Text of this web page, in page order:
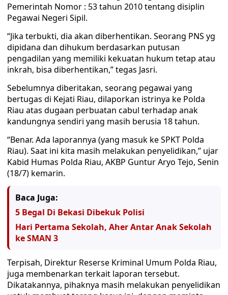
Pemerintah Nomor : 53 tahun 2010 tentang disiplin
Pegawai Negeri Sipil.
“Jika terbukti, dia akan diberhentikan. Seorang PNS yg
dipidana dan dihukum berdasarkan putusan
pengadilan yang memiliki kekuatan hukum tetap atau
inkrah, bisa diberhentikan,” tegas Jasri.
Sebelumnya diberitakan, seorang pegawai yang
bertugas di Kejati Riau, dilaporkan istrinya ke Polda
Riau atas dugaan perbuatan cabul terhadap anak
kandungnya sendiri yang masih berusia 18 tahun.
“Benar. Ada laporannya (yang masuk ke SPKT Polda
Riau). Saat ini kita masih melakukan penyelidikan,” ujar
Kabid Humas Polda Riau, AKBP Guntur Aryo Tejo, Senin
(18/7) kemarin.
Baca Juga:
5 Begal Di Bekasi Dibekuk Polisi
Hari Pertama Sekolah, Aher Antar Anak Sekolah
ke SMAN 3
Terpisah, Direktur Reserse Kriminal Umum Polda Riau,
juga membenarkan terkait laporan tersebut.
Dikatakannya, pihaknya masih melakukan penyelidikan